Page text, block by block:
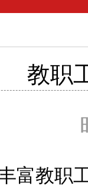
教职
教职工